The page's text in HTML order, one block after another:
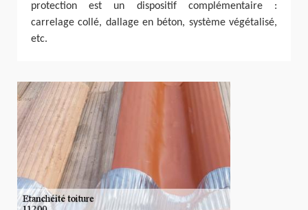
protection est un dispositif complémentaire :
carrelage collé, dallage en béton, système végétalisé,
etc.